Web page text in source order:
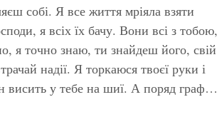
собі. Я все життя мріяла взяти
я всіх їх бачу. Вони всі з тобою,
точно знаю, ти знайдеш його, свій
надії. Я торкаюся твоєї руки і
висить у тебе на шиї. А поряд граф…